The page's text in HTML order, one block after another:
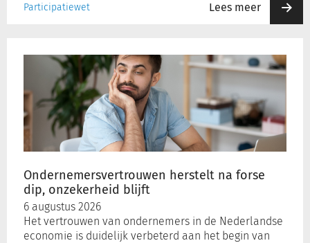
Participatiewet Lees meer
Ondernemersvertrouwen herstelt na forse
dip, onzekerheid blijft
6 augustus 2026
Het vertrouwen van ondernemers in de Nederlandse
economie is duidelijk verbeterd aan het begin van
herstelt
forse
onzekerheid